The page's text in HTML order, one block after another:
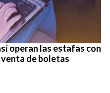
operan las estafas con
de boletas